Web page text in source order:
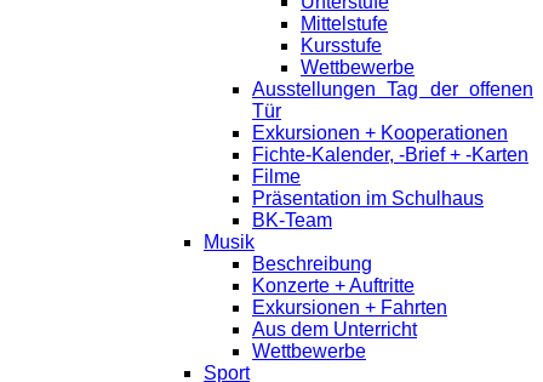
Mittelstufe
Kursstufe
Wettbewerbe
Ausstellungen Tag der offenen
Tür
Exkursionen + Kooperationen
Fichte-Kalender, -Brief + -Karten
Filme
Präsentation im Schulhaus
BK-Team
Musik
Beschreibung
Konzerte + Auftritte
Exkursionen + Fahrten
Aus dem Unterricht
Wettbewerbe
Sport